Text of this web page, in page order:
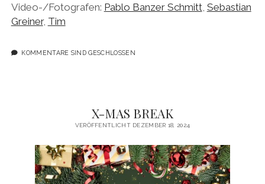
Video-/Fotografen: Pablo Banzer Schmitt, Sebastian
Greiner, Tim
KOMMENTARE SIND GESCHLOSSEN
X-MAS BREAK
VERÖFFENTLICHT DEZEMBER 18, 2024